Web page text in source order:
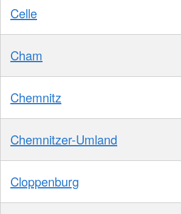
Celle
Cham
Chemnitz
Chemnitzer-Umland
Cloppenburg